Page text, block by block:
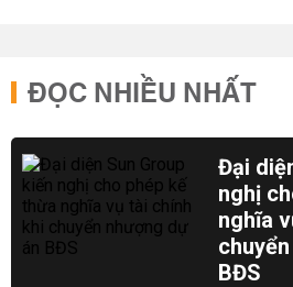
ĐỌC NHIỀU NHẤT
Đại
nghị
nghĩa
BĐS